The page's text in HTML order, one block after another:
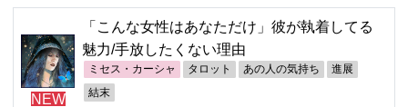
NEW
「こんな女性はあなただけ」彼が執着してる
魅力/手放したくない理由
ミセス・カーシャ タロット あの人の気持ち 進展
結末